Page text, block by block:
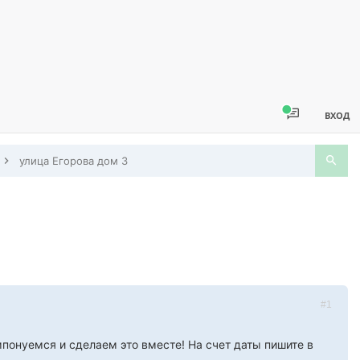
ВХОД
улица Егорова дом 3
#1
и сделаем это вместе! На счет даты пишите в